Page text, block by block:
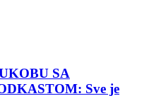
SA
Sve je